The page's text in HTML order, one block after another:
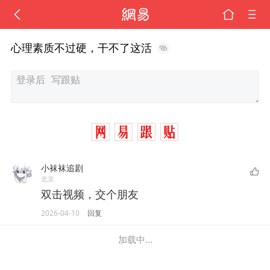
心理素质不过硬，干不了这活
小袜袜追剧
北京
双击视频，交个朋友
2026-04-10 回复
加载中...